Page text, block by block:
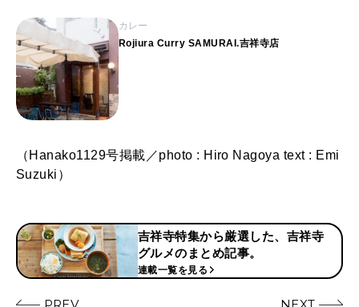
カレー
Rojiura Curry SAMURAI.吉祥寺店
（Hanako1129号掲載／photo : Hiro Nagoya text : Emi
Suzuki）
吉祥寺特集から厳選した、吉祥寺
グルメのまとめ記事。
連載一覧を見る